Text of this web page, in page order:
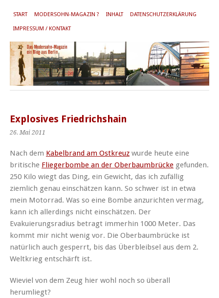
START MODERSOHN-MAGAZIN ? INHALT DATENSCHUTZERKLÄRUNG
IMPRESSUM / KONTAKT
Explosives Friedrichshain
26. Mai 2011
Nach dem Kabelbrand am Ostkreuz wurde heute eine
britische Fliegerbombe an der Oberbaumbrücke gefunden.
250 Kilo wiegt das Ding, ein Gewicht, das ich zufällig
ziemlich genau einschätzen kann. So schwer ist in etwa
mein Motorrad. Was so eine Bombe anzurichten vermag,
kann ich allerdings nicht einschätzen. Der
Evakuierungsradius betragt immerhin 1000 Meter. Das
kommt mir nicht wenig vor. Die Oberbaumbrücke ist
natürlich auch gesperrt, bis das Überbleibsel aus dem 2.
Weltkrieg entschärft ist.
Wieviel von dem Zeug hier wohl noch so überall
herumliegt?